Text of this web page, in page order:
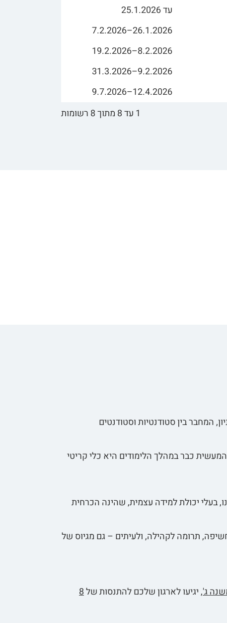
עד 25.1.2026
26.1.2026–7.2.2026
8.2.2026–19.2.2026
9.2.2026–31.3.2026
12.4.2026–9.7.2026
1 עד 8 מתוך 8 רשומות
המחבר בין סטודנטיות וסטודנטים
כבר במהלך הלימודים היא כלי קריטי
בעלי יכולת למידה עצמית, שהינה הכרחית
תרומה לקהילה, ולעיתים – גם מגיוס של
ג', יגיעו לארגון שלכם להתנסות של8